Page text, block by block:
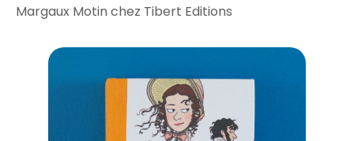
Margaux Motin chez Tibert Editions